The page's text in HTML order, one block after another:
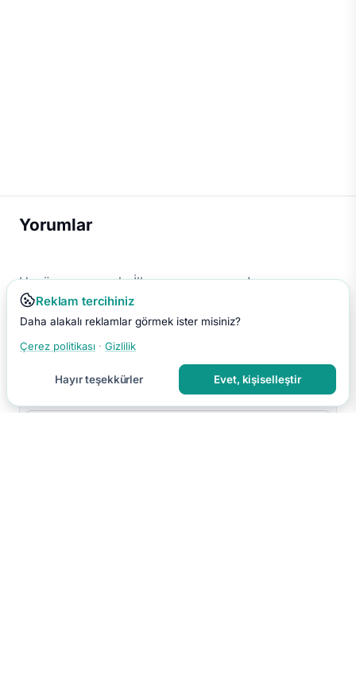
Yorumlar
Henüz yorum yok. İlk yorumu sen yap!
Reklam tercihiniz
Daha alakalı reklamlar görmek ister misiniz?
Çerez politikası · Gizlilik
Hayır teşekkürler Evet, kişiselleştir